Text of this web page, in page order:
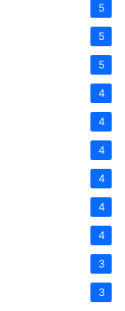
5
5
5
4
4
4
4
4
4
3
3